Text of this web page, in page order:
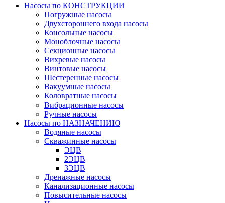
Насосы по КОНСТРУКЦИИ
Погружные насосы
Двухстороннего входа насосы
Консольные насосы
Моноблочные насосы
Секционные насосы
Вихревые насосы
Винтовые насосы
Шестеренные насосы
Вакуумные насосы
Коловратные насосы
Вибрационные насосы
Ручные насосы
Насосы по НАЗНАЧЕНИЮ
Водяные насосы
Скважинные насосы
ЭЦВ
2ЭЦВ
3ЭЦВ
Дренажные насосы
Канализационные насосы
Повысительные насосы